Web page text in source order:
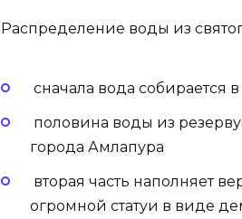
Распределение воды из
сначала вода собирается
половина воды из
города Амлапура
вторая часть наполняет
огромной статуи в виде